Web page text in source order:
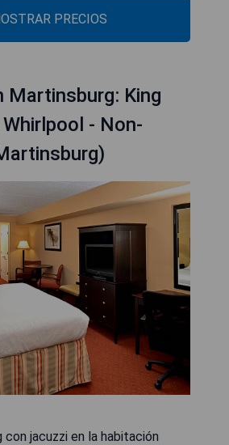
PRECIOS
Martinsburg: King
- Non-
con jacuzzi en la habitación